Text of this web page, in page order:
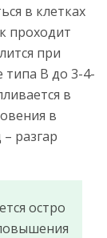
в клетках
проходит
при
типа В до 3-4-
в
в
разгар
остро